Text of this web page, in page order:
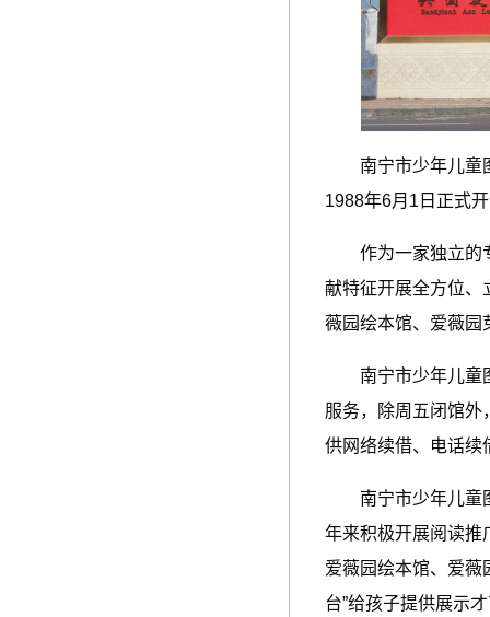
南宁市少年儿童图
1988年6月1日正式
作为一家独立的专
献特征开展全方位、
薇园绘本馆、爱薇园
南宁市少年儿童图
服务，除周五闭馆外
供网络续借、电话续
南宁市少年儿童图
年来积极开展阅读推
爱薇园绘本馆、爱薇
台”给孩子提供展示